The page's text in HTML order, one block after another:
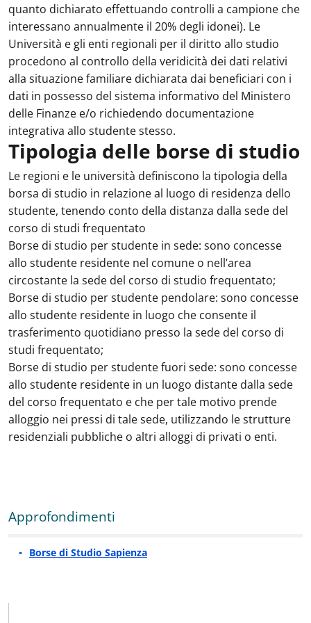
quanto dichiarato effettuando controlli a campione che
interessano annualmente il 20% degli idonei). Le
Università e gli enti regionali per il diritto allo studio
procedono al controllo della veridicità dei dati relativi
alla situazione familiare dichiarata dai beneficiari con i
dati in possesso del sistema informativo del Ministero
delle Finanze e/o richiedendo documentazione
integrativa allo studente stesso.
Tipologia delle borse di studio
Le regioni e le università definiscono la tipologia della
borsa di studio in relazione al luogo di residenza dello
studente, tenendo conto della distanza dalla sede del
corso di studi frequentato
Borse di studio per studente in sede: sono concesse
allo studente residente nel comune o nell’area
circostante la sede del corso di studio frequentato;
Borse di studio per studente pendolare: sono concesse
allo studente residente in luogo che consente il
trasferimento quotidiano presso la sede del corso di
studi frequentato;
Borse di studio per studente fuori sede: sono concesse
allo studente residente in un luogo distante dalla sede
del corso frequentato e che per tale motivo prende
alloggio nei pressi di tale sede, utilizzando le strutture
residenziali pubbliche o altri alloggi di privati o enti.
Approfondimenti
Borse di Studio Sapienza